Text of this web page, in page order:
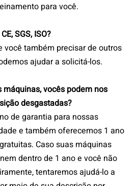
para você.
SGS, ISO?
você também precisar de outros
ajudar a solicitá-los.
máquinas, vocês podem nos
desgastadas?
de garantia para nossas
e também oferecemos 1 ano
Caso suas máquinas
dentro de 1 ano e você não
tentaremos ajudá-lo a